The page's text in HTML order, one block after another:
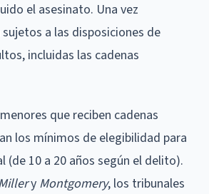
el asesinato. Una vez
a las disposiciones de
incluidas las cadenas
que reciben cadenas
los mínimos de elegibilidad para
(de 10 a 20 años según el delito).
y Montgomery, los tribunales